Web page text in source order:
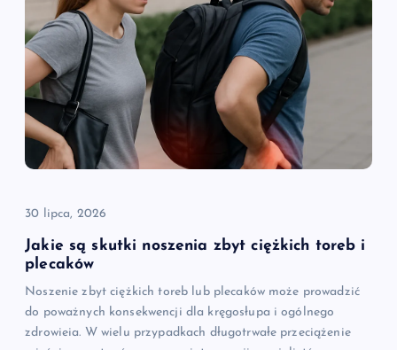
30 lipca, 2026
Jakie są skutki noszenia zbyt ciężkich toreb i
plecaków
Noszenie zbyt ciężkich toreb lub plecaków może prowadzić
do poważnych konsekwencji dla kręgosłupa i ogólnego
zdrowieia. W wielu przypadkach długotrwałe przeciążenie